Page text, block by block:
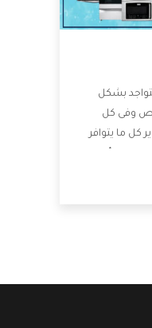
بشكل
وفى كل
كل ما يتوافر
أقوى